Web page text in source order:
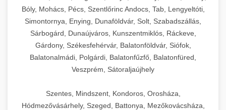
Bóly, Mohács, Pécs, Szentlőrinc Andocs, Tab, Lengyeltóti,
Simontornya, Enying, Dunaföldvár, Solt, Szabadszállás,
Sárbogárd, Dunaújváros, Kunszentmiklós, Ráckeve,
Gárdony, Székesfehérvár, Balatonföldvár, Siófok,
Balatonalmádi, Polgárdi, Balatonfűzfő, Balatonfüred,
Veszprém, Sátoraljaújhely
Szentes, Mindszent, Kondoros, Orosháza,
Hódmezővásárhely, Szeged, Battonya, Mezőkovácsháza,